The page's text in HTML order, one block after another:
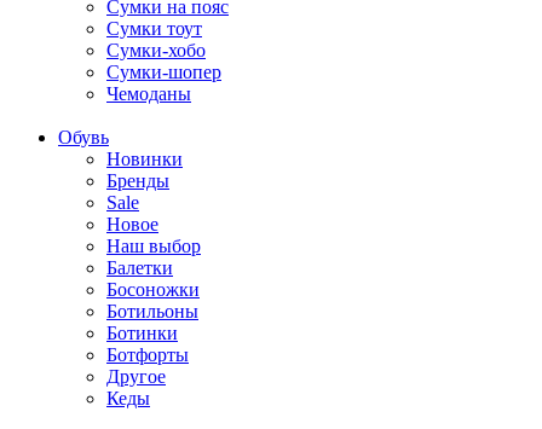
Сумки на пояс
Сумки тоут
Сумки-хобо
Сумки-шопер
Чемоданы
Обувь
Новинки
Бренды
Sale
Новое
Наш выбор
Балетки
Босоножки
Ботильоны
Ботинки
Ботфорты
Другое
Кеды